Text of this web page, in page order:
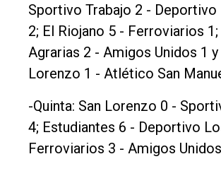
Fúnebres
Edición
Empresa
Contacto
Sportivo Trabajo 2 - Deportivo
2; El Riojano 5 - Ferroviarios 1;
Agrarias 2 - Amigos Unidos 1 y
Lorenzo 1 - Atlético San
-Quinta: San Lorenzo 0 -
4; Estudiantes 6 - Deportivo
Ferroviarios 3 - Amigos